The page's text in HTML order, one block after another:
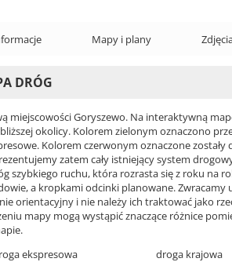
Mapy i plany
DRÓG
miejscowości Goryszewo. Na interaktywną
okolicy. Kolorem zielonym oznaczono
Kolorem czerwonym oznaczone
zatem cały istniejący system
szybkiego ruchu, która rozrasta się z roku na
a kropkami odcinki planowane. Zwracamy
orientacyjny i nie należy ich traktować jako
mapy mogą wystąpić znaczące różnice
ekspresowa droga krajowa